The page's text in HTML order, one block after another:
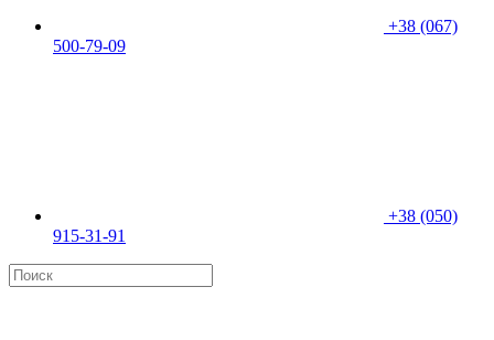
+38 (067)
500-79-09
+38 (050)
915-31-91